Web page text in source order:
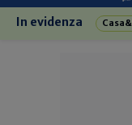
In evidenza